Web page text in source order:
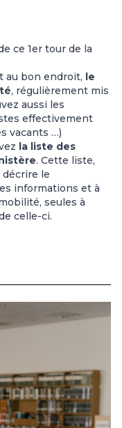
ce 1er tour de la
au bon endroit, le
, régulièrement mis
aussi les
effectivement
vacants …)
la liste des
. Cette liste,
le
informations et à
seules à
celle-ci.